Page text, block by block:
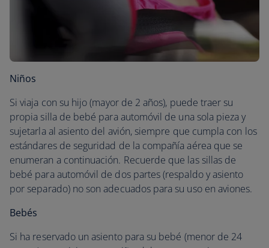
Niños
Si viaja con su hijo (mayor de 2 años), puede traer su
propia silla de bebé para automóvil de una sola pieza y
sujetarla al asiento del avión, siempre que cumpla con los
estándares de seguridad de la compañía aérea que se
enumeran a continuación. Recuerde que las sillas de
bebé para automóvil de dos partes (respaldo y asiento
por separado) no son adecuados para su uso en aviones.
Bebés
Si ha reservado un asiento para su bebé (menor de 24